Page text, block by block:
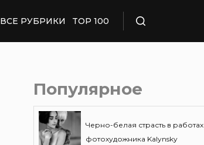
ВСЕ РУБРИКИ TOP 100
Популярное
Черно-белая страсть в работах
фотохудожника Kalynsky